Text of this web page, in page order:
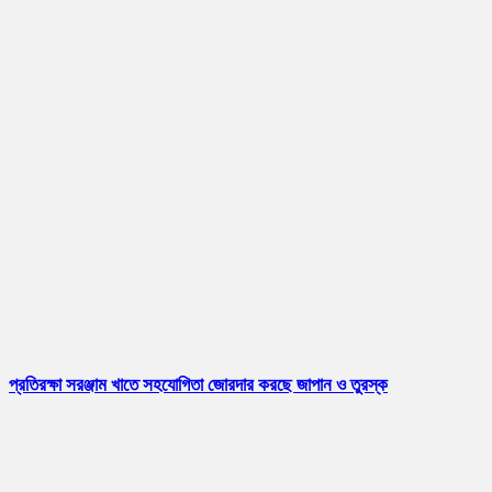
প্রতিরক্ষা সরঞ্জাম খাতে সহযোগিতা জোরদার করছে জাপান ও তুরস্ক